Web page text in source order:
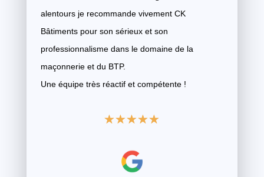
alentours je recommande vivement CK
Bâtiments pour son sérieux et son
professionnalisme dans le domaine de la
maçonnerie et du BTP.
Une équipe très réactif et compétente !
☆☆☆☆☆